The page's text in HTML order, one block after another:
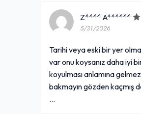
Z**** A******
5/31/2026
Tarihi veya eski bir yer
var onu koysanız daha iyi
koyulması anlamına
bakmayın gözden kaçmış
...